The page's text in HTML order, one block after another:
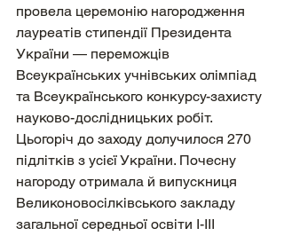
провела церемонію нагородження
лауреатів стипендії Президента
України — переможців
Всеукраїнських учнівських олімпіад
та Всеукраїнського конкурсу-захисту
науково-дослідницьких робіт.
Цьогоріч до заходу долучилося 270
підлітків з усієї України. Почесну
нагороду отримала й випускниця
Великоновосілківського закладу
загальної середньої освіти І-ІІІ